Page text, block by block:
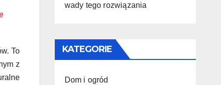
To
z
wady tego rozwiązania
KATEGORIE
Dom i ogród